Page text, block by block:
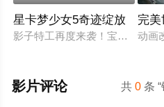
星卡梦少女5奇迹绽放
影子特工再度来袭！宝石族精
完美
动画
共0 条
影片评论